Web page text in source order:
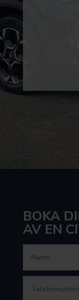
BOKA
AV EN